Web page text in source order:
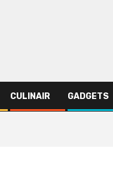
CULINAIR GADGETS